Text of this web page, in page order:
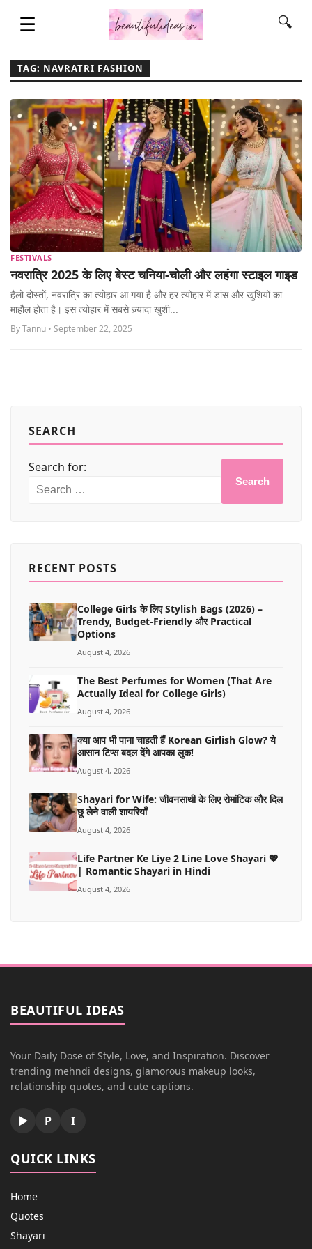
☰
QUOTES
LIFESTYLE
FASHION & STYLE
CONTACT NAME IDEAS
🔍
TAG: NAVRATRI FASHION
FESTIVALS
नवरात्रि 2025 के लिए बेस्ट चनिया-चोली और लहंगा स्टाइल गाइड
हैलो दोस्तों, नवरात्रि का त्योहार आ गया है और हर त्योहार में डांस और खुशियों का
माहौल होता है। इस त्योहार में सबसे ज़्यादा खुशी...
By Tannu • September 22, 2025
SEARCH
Search for:
Search
RECENT POSTS
College Girls के लिए Stylish Bags (2026) –
Trendy, Budget-Friendly और Practical
Options
August 4, 2026
The Best Perfumes for Women (That Are
Actually Ideal for College Girls)
August 4, 2026
क्या आप भी पाना चाहती हैं Korean Girlish Glow? ये
आसान टिप्स बदल देंगे आपका लुक!
August 4, 2026
Shayari for Wife: जीवनसाथी के लिए रोमांटिक और दिल
छू लेने वाली शायरियाँ
August 4, 2026
Life Partner Ke Liye 2 Line Love Shayari 💖
| Romantic Shayari in Hindi
August 4, 2026
BEAUTIFUL IDEAS
Your Daily Dose of Style, Love, and Inspiration. Discover
trending mehndi designs, glamorous makeup looks,
relationship quotes, and cute captions.
▶ P I
QUICK LINKS
Home
Quotes
Shayari